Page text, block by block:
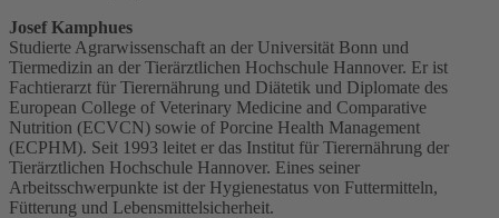
Josef Kamphues
Studierte Agrarwissenschaft an der Universität Bonn und
Tiermedizin an der Tierärztlichen Hochschule Hannover. Er ist
Fachtierarzt für Tierernährung und Diätetik und Diplomate des
European College of Veterinary Medicine and Comparative
Nutrition (ECVCN) sowie of Porcine Health Management
(ECPHM). Seit 1993 leitet er das Institut für Tierernährung der
Tierärztlichen Hochschule Hannover. Eines seiner
Arbeitsschwerpunkte ist der Hygienestatus von Futtermitteln,
Fütterung und Lebensmittelsicherheit.